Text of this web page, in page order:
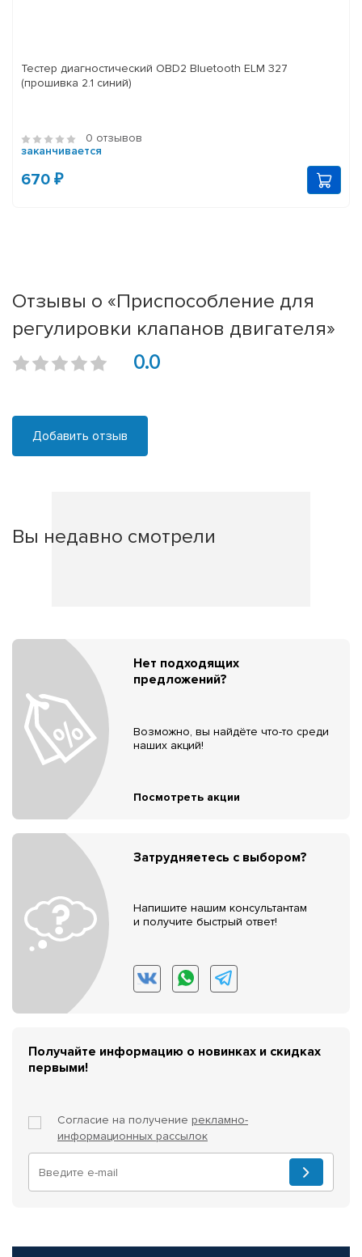
Тестер диагностический OBD2 Bluetooth ELM 327
(прошивка 2.1 синий)
0 отзывов
заканчивается
670 ₽
Отзывы о «Приспособление для
регулировки клапанов двигателя»
0.0
Добавить отзыв
Вы недавно смотрели
Нет подходящих
предложений?
Возможно, вы найдёте что-то среди
наших акций!
Посмотреть акции
Затрудняетесь с выбором?
Напишите нашим консультантам
и получите быстрый ответ!
Получайте информацию о новинках и скидках
первыми!
Согласие на получение рекламно-
информационных рассылок